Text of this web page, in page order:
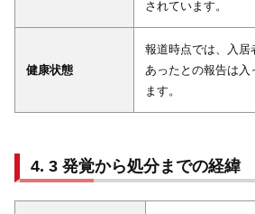
されています。
健康状態
報道時点では、入居
あったとの報告は入
ます。
3 発覚から処分までの経緯